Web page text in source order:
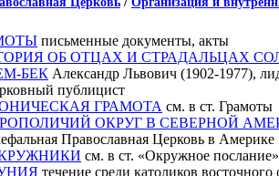
письменные документы, акты
ОБ ОТЦАХ И СТРАДАЛЬЦАХ
БЕК Александр Львович (1902-1977),
публицист
ГРАМОТА см. в ст. Грамоты
ОКРУГ В СЕВЕРНОЙ
Православная Церковь в Америке
см. в ст. «Окружное послание»
течение среди католиков